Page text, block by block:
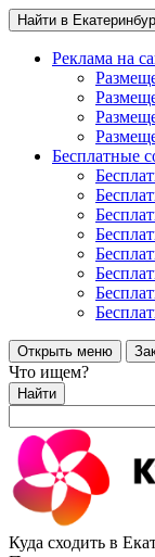
Найти в
Реклама на
Бесплатные
Открыть меню
Что ищем?
Найти
Куда сходить в